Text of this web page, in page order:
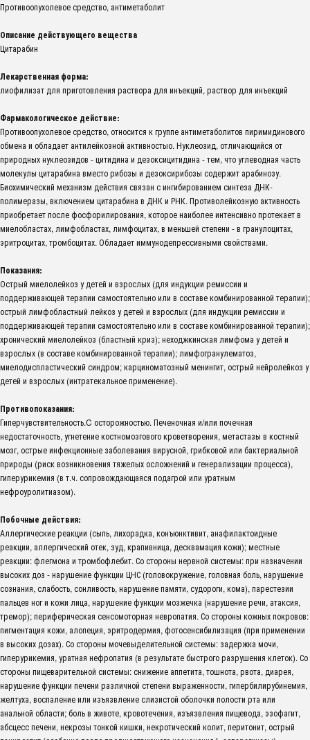
Противоопухолевое средство, антиметаболит
Описание действующего вещества
Цитарабин
Лекарственная форма:
лиофилизат для приготовления раствора для инъекций, раствор для инъекций
Фармакологическое действие:
Противоопухолевое средство, относится к группе антиметаболитов пиримидинового
обмена и обладает антилейкозной активностыо. Нуклеозид, отличающийся от
природных нуклеозидов - цитидина и дезоксицитидина - тем, что углеводная часть
молекулы цитарабина вместо рибозы и дезоксирибозы содержит арабинозу.
Биохимический механизм действия связан с ингибированием синтеза ДНК-
полимеразы, включением цитарабина в ДНК и РНК. Противолейкозную активность
приобретает после фосфорилирования, которое наиболее интенсивно протекает в
миелобластах, лимфобластах, лимфоцитах, в меньшей степени - в гранулоцитах,
эритроцитах, тромбоцитах. Обладает иммунодепрессивными свойствами.
Показания:
Острый миелолейкоз у детей и взрослых (для индукции ремиссии и
поддерживающей терапии самостоятельно или в составе комбинированной терапии);
острый лимфобластный лейкоз у детей и взрослых (для индукции ремиссии и
поддерживающей терапии самостоятельно или в составе комбинированной терапии);
хронический миелолейкоз (бластный криз); неходжкинская лимфома у детей и
взрослых (в составе комбинированной терапии); лимфогранулематоз,
миелодиспластический синдром; карциноматозный менингит, острый нейролейкоз у
детей и взрослых (интратекальное применение).
Противопоказания:
Гиперчувствительность.C осторожностью. Печеночная и/или почечная
недостаточность, угнетение костномозгового кроветворения, метастазы в костный
мозг, острые инфекционные заболевания вирусной, грибковой или бактериальной
природы (риск возникновения тяжелых осложнений и генерализации процесса),
гиперурикемия (в т.ч. сопровождающаяся подагрой или уратным
нефроуролитиазом).
Побочные действия:
Аллергические реакции (сыпь, лихорадка, конъюнктивит, анафилактоидные
реакции, аллергический отек, зуд, крапивница, десквамация кожи); местные
реакции: флегмона и тромбофлебит. Со стороны нервной системы: при назначении
высоких доз - нарушение функции ЦНС (головокружение, головная боль, нарушение
сознания, слабость, сонливость, нарушение памяти, судороги, кома), парестезии
пальцев ног и кожи лица, нарушение функции мозжечка (нарушение речи, атаксия,
тремор); периферическая сенсомоторная невропатия. Со стороны кожных покровов:
пигментация кожи, алопеция, эритродермия, фотосенсибилизация (при применении
в высоких дозах). Со стороны мочевыделительной системы: задержка мочи,
гиперурикемия, уратная нефропатия (в результате быстрого разрушения клеток). Со
стороны пищеварительной системы: снижение аппетита, тошнота, рвота, диарея,
нарушение функции печени различной степени выраженности, гипербилирубинемия,
желтуха, воспаление или изъязвление слизистой оболочки полости рта или
анальной области; боль в животе, кровотечения, изъязвления пищевода, эзофагит,
абсцесс печени, некрозы тонкой кишки, некротический колит, перитонит, острый